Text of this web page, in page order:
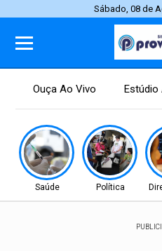
Sábado, 08 de
Ouça Ao Vivo Estúdio
Saúde Política